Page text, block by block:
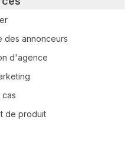
des annonceurs
d'agence
cas
de produit